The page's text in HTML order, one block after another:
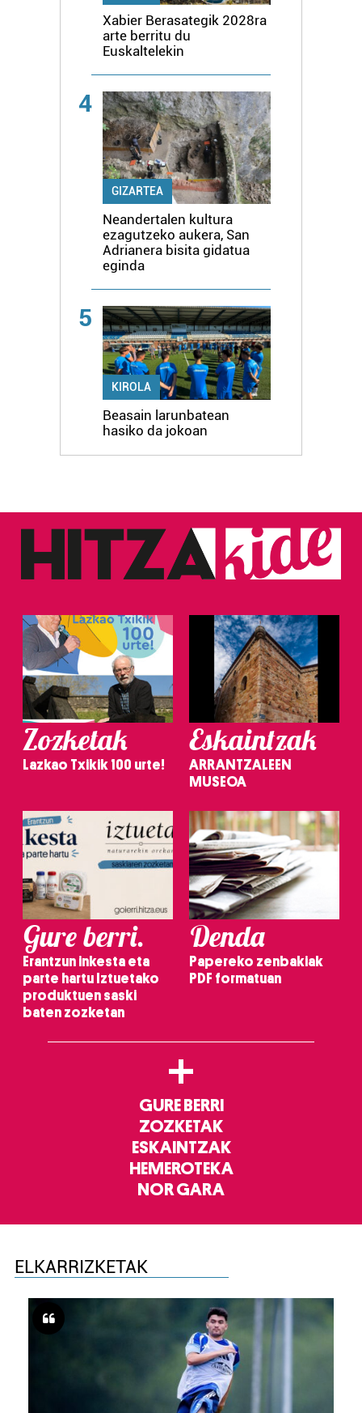
Xabier Berasategik 2028ra
arte berritu du
Euskaltelekin
4
GIZARTEA
Neandertalen kultura
ezagutzeko aukera, San
Adrianera bisita gidatua
eginda
5
KIROLA
Beasain larunbatean
hasiko da jokoan
Zozketak
Lazkao Txikik 100 urte!
Eskaintzak
ARRANTZALEEN
MUSEOA
Gure berri.
Erantzun inkesta eta
parte hartu Iztuetako
produktuen saski
baten zozketan
Denda
Papereko zenbakiak
PDF formatuan
+
GURE BERRI
ZOZKETAK
ESKAINTZAK
HEMEROTEKA
NOR GARA
ELKARRIZKETAK